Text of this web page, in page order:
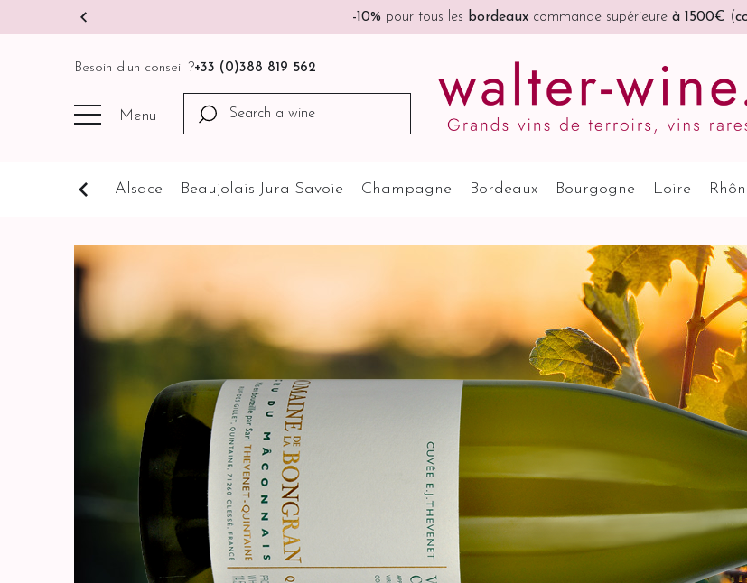
🚚🚚Port offertà partir de 200€ (France, Allemagne,
Besoin d'un conseil ?+33 (0)388 819 562
Menu
Alsace Beaujolais-Jura-Savoie Champagne Bordeaux Bourgogne Loire